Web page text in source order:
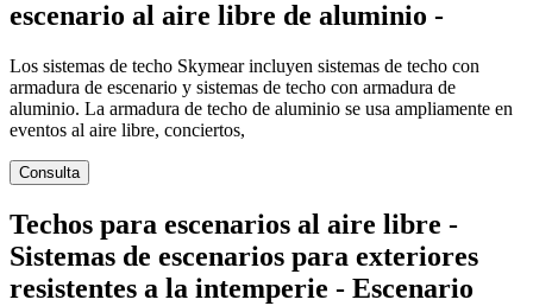
escenario al aire libre de aluminio -
Los sistemas de techo Skymear incluyen sistemas de techo con
armadura de escenario y sistemas de techo con armadura de
aluminio. La armadura de techo de aluminio se usa ampliamente en
eventos al aire libre, conciertos,
Consulta
Techos para escenarios al aire libre -
Sistemas de escenarios para exteriores
resistentes a la intemperie - Escenario